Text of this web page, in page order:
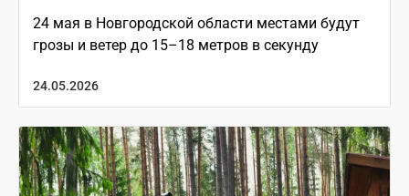
24 мая в Новгородской области местами будут
грозы и ветер до 15–18 метров в секунду
24.05.2026